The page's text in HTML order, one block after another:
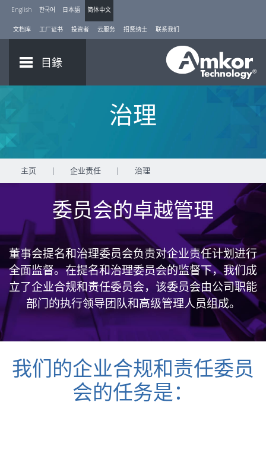
English 한국어 日本語 简体中文
文档库 工厂证书 投资者 云服务 招贤纳士 联系我们
目錄
治理
主页 | 企业责任 | 治理
委员会的卓越管理
董事会提名和治理委员会负责对企业责任计划进行
全面监督。在提名和治理委员会的监督下，我们成
立了企业合规和责任委员会，该委员会由公司职能
部门的执行领导团队和高级管理人员组成。
我们的企业合规和责任委员
会的任务是：